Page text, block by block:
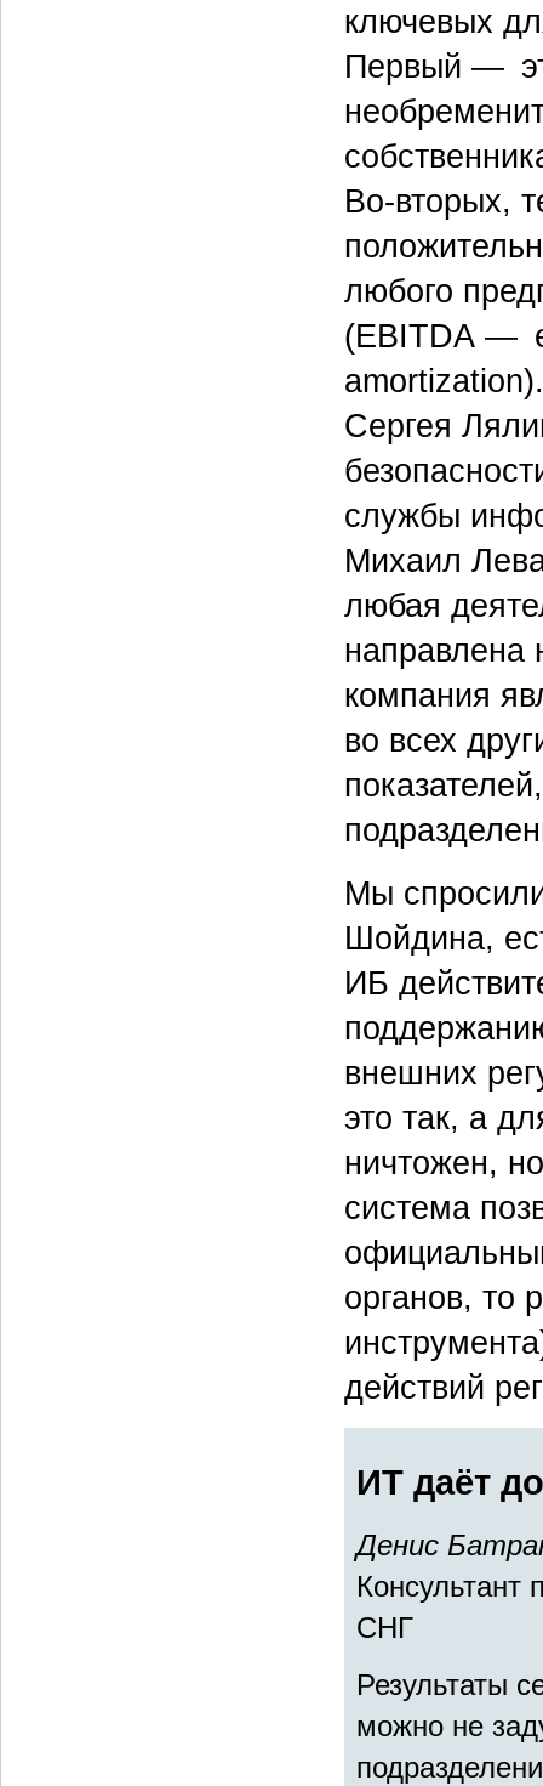
ключевых
Первый —
Во-вторых,
любого
(EBITDA —
Сергея
службы
Михаил
любая
направлена
компания
во всех
Мы
Шойдина,
ИБ
внешних
это так, а
ничтожен,
система
органов, то
действий
ИТ даёт
Денис
Консультант
СНГ
Результаты
можно не